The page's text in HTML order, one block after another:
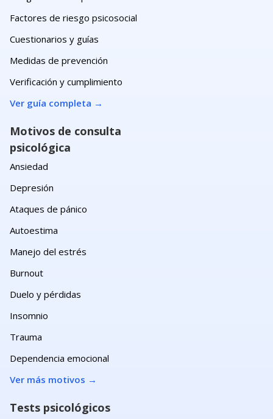
Factores de riesgo psicosocial
Cuestionarios y guías
Medidas de prevención
Verificación y cumplimiento
Ver guía completa →
Motivos de consulta
psicológica
Ansiedad
Depresión
Ataques de pánico
Autoestima
Manejo del estrés
Burnout
Duelo y pérdidas
Insomnio
Trauma
Dependencia emocional
Ver más motivos →
Tests psicológicos